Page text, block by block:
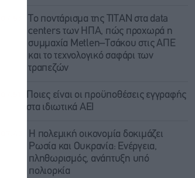
Το ποντάρισμα της ΤΙΤΑΝ στα data
centers των ΗΠΑ, πώς προχωρά η
συμμαχία Metlen–Τσάκου στις ΑΠΕ
και το τεχνολογικό σαφάρι των
τραπεζών
Ποιες είναι οι προϋποθέσεις εγγραφής
στα ιδιωτικά ΑΕΙ
Η πολεμική οικονομία δοκιμάζει
Ρωσία και Ουκρανία: Ενέργεια,
πληθωρισμός, ανάπτυξη υπό
πολιορκία